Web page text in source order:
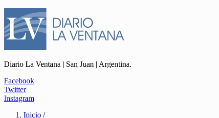
Diario La Ventana | San Juan | Argentina.
Facebook
Twitter
Instagram
Inicio /